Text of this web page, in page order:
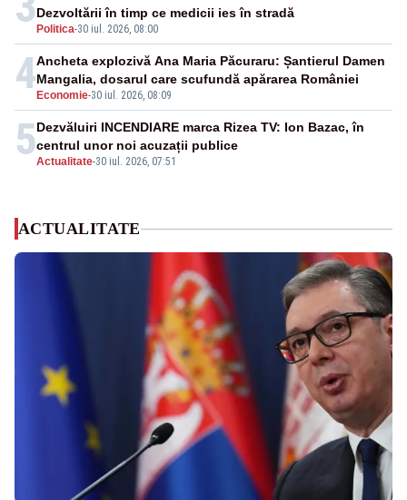
Politica-30 iul. 2026, 08:00
Dezvoltării în timp ce medicii ies în stradă
4 Economie-30 iul. 2026, 08:09
Ancheta explozivă Ana Maria Păcuraru: Șantierul Damen
Mangalia, dosarul care scufundă apărarea României
5Actualitate-30 iul. 2026, 07:51
Dezvăluiri INCENDIARE marca Rizea TV: Ion Bazac, în
centrul unor noi acuzații publice
ACTUALITATE